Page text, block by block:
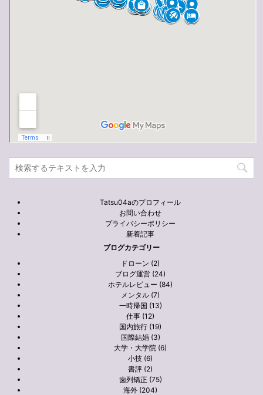
Tatsu04aのプロフィール
お問い合わせ
プライバシーポリシー
新着記事
ブログカテゴリー
ドローン (2)
ブログ運営 (24)
ホテルレビュー (84)
メンタル (7)
一時帰国 (13)
仕事 (12)
国内旅行 (19)
国際結婚 (3)
大学・大学院 (6)
小技 (6)
書評 (2)
歯列矯正 (75)
海外 (204)